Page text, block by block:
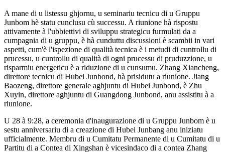
A mane di u listessu ghjornu, u seminariu tecnicu di u Gruppu
Junbom hè statu cunclusu cù successu. A riunione hà rispostu
attivamente à l'ubbiettivi di sviluppu strategicu furmulati da a
cumpagnia di u gruppu, è hà cunduttu discussioni è scambii in vari
aspetti, cum'è l'ispezione di qualità tecnica è i metudi di cuntrollu di
prucessu, u cuntrollu di qualità di ogni prucessu di pruduzzione, u
risparmiu energeticu è a riduzione di u cunsumu. Zhang Xiancheng,
direttore tecnicu di Hubei Junbond, hà prisidutu a riunione. Jiang
Baozeng, direttore generale aghjuntu di Hubei Junbond, è Zhu
Xuyin, direttore aghjuntu di Guangdong Junbond, anu assistitu à a
riunione.
U 28 à 9:28, a ceremonia d'inaugurazione di u Gruppu Junbom è u
sestu anniversariu di a creazione di Hubei Junbang anu iniziatu
ufficialmente. Membru di u Cumitatu Permanente di u Cumitatu di u
Partitu di a Contea di Xingshan è vicesindaco di a contea Zhang